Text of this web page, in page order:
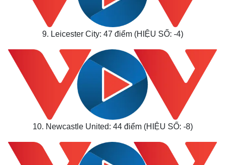
9. Leicester City: 47 điểm (HIỆU SỐ: -4)
10. Newcastle United: 44 điểm (HIỆU SỐ: -8)